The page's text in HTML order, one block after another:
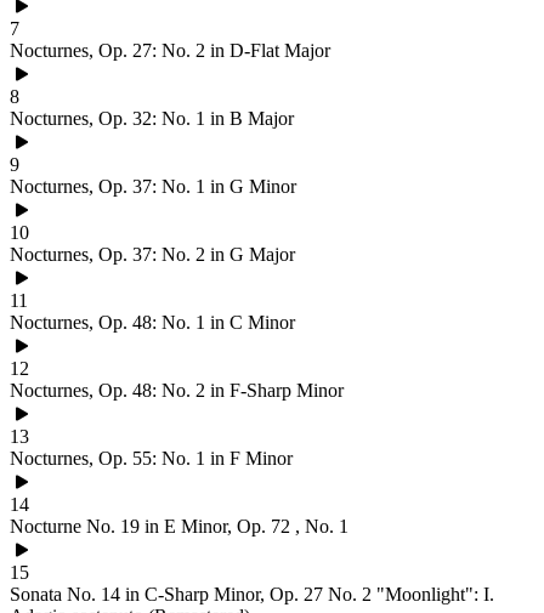
7
Nocturnes, Op. 27: No. 2 in D-Flat Major
8
Nocturnes, Op. 32: No. 1 in B Major
9
Nocturnes, Op. 37: No. 1 in G Minor
10
Nocturnes, Op. 37: No. 2 in G Major
11
Nocturnes, Op. 48: No. 1 in C Minor
12
Nocturnes, Op. 48: No. 2 in F-Sharp Minor
13
Nocturnes, Op. 55: No. 1 in F Minor
14
Nocturne No. 19 in E Minor, Op. 72 , No. 1
15
Sonata No. 14 in C-Sharp Minor, Op. 27 No. 2 "Moonlight": I.